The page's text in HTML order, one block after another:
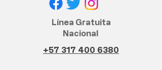
Línea Gratuita
Nacional
+57 317 400 6380